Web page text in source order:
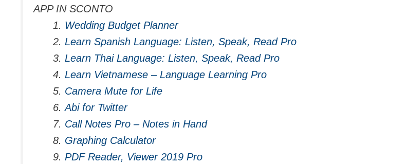
APP IN SCONTO
Wedding Budget Planner
Learn Spanish Language: Listen, Speak, Read Pro
Learn Thai Language: Listen, Speak, Read Pro
Learn Vietnamese – Language Learning Pro
Camera Mute for Life
Abi for Twitter
Call Notes Pro – Notes in Hand
Graphing Calculator
PDF Reader, Viewer 2019 Pro